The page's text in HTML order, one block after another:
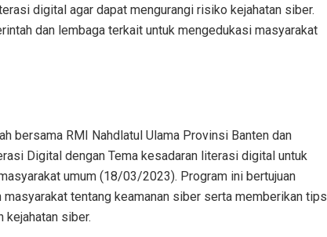
digital agar dapat mengurangi risiko kejahatan siber.
dan lembaga terkait untuk mengedukasi masyarakat
bersama RMI Nahdlatul Ulama Provinsi Banten dan
Digital dengan Tema kesadaran literasi digital untuk
umum (18/03/2023). Program ini bertujuan
tentang keamanan siber serta memberikan tips
kejahatan siber.